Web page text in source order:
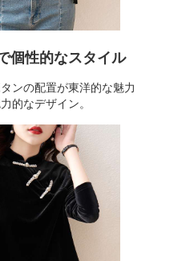
個性的なスタイル
ンの配置が東洋的な魅力
的なデザイン。